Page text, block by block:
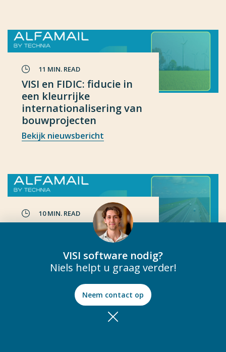
11 MIN. READ
VISI en FIDIC: fiducie in
een kleurrijke
internationalisering van
bouwprojecten
Bekijk nieuwsbericht
10 MIN. READ
VISI binnen de grond-,
weg- en waterbouw
Bekijk nieuwsbericht
VISI software nodig?
Niels helpt u graag verder!
Neem contact op